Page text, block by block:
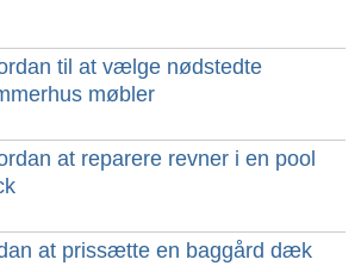
til at vælge nødstedte
møbler
at reparere revner i en pool
at prissætte en baggård dæk